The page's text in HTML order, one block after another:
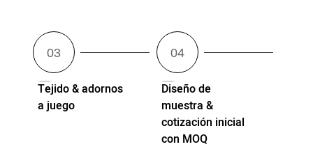
Tejido & adornos
a juego
Diseño de
muestra &
cotización inicial
con MOQ